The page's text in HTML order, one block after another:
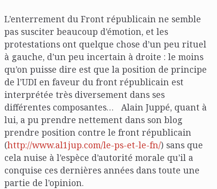
L’enterrement du Front républicain ne semble
pas susciter beaucoup d’émotion, et les
protestations ont quelque chose d’un peu rituel
à gauche, d’un peu incertain à droite : le moins
qu’on puisse dire est que la position de principe
de l’UDI en faveur du front républicain est
interprétée très diversement dans ses
différentes composantes… Alain Juppé, quant à
lui, a pu prendre nettement dans son blog
prendre position contre le front républicain
(http://www.al1jup.com/le-ps-et-le-fn/) sans que
cela nuise à l’espèce d’autorité morale qu’il a
conquise ces dernières années dans toute une
partie de l’opinion.